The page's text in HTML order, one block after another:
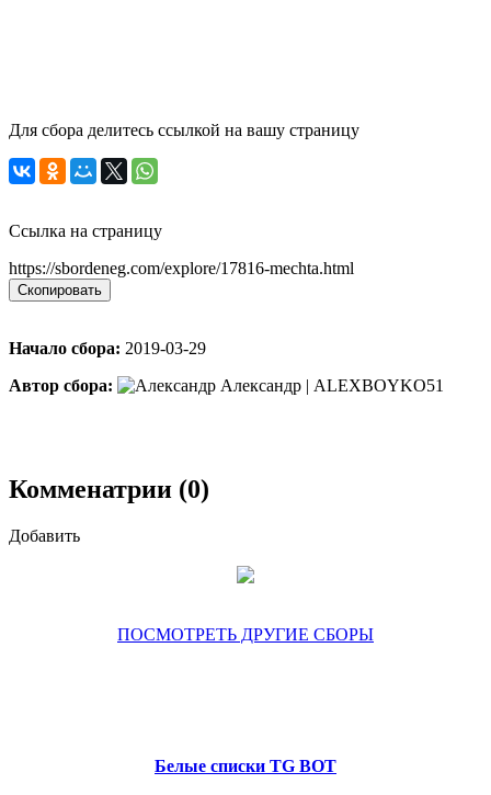
Для сбора делитесь ссылкой на вашу страницу
Ссылка на страницу
https://sbordeneg.com/explore/17816-mechta.html
Скопировать
Начало сбора: 2019-03-29
Автор сбора:
Александр | ALEXBOYKO51
Комменатрии (0)
Добавить
ПОСМОТРЕТЬ ДРУГИЕ СБОРЫ
Белые списки TG BOT